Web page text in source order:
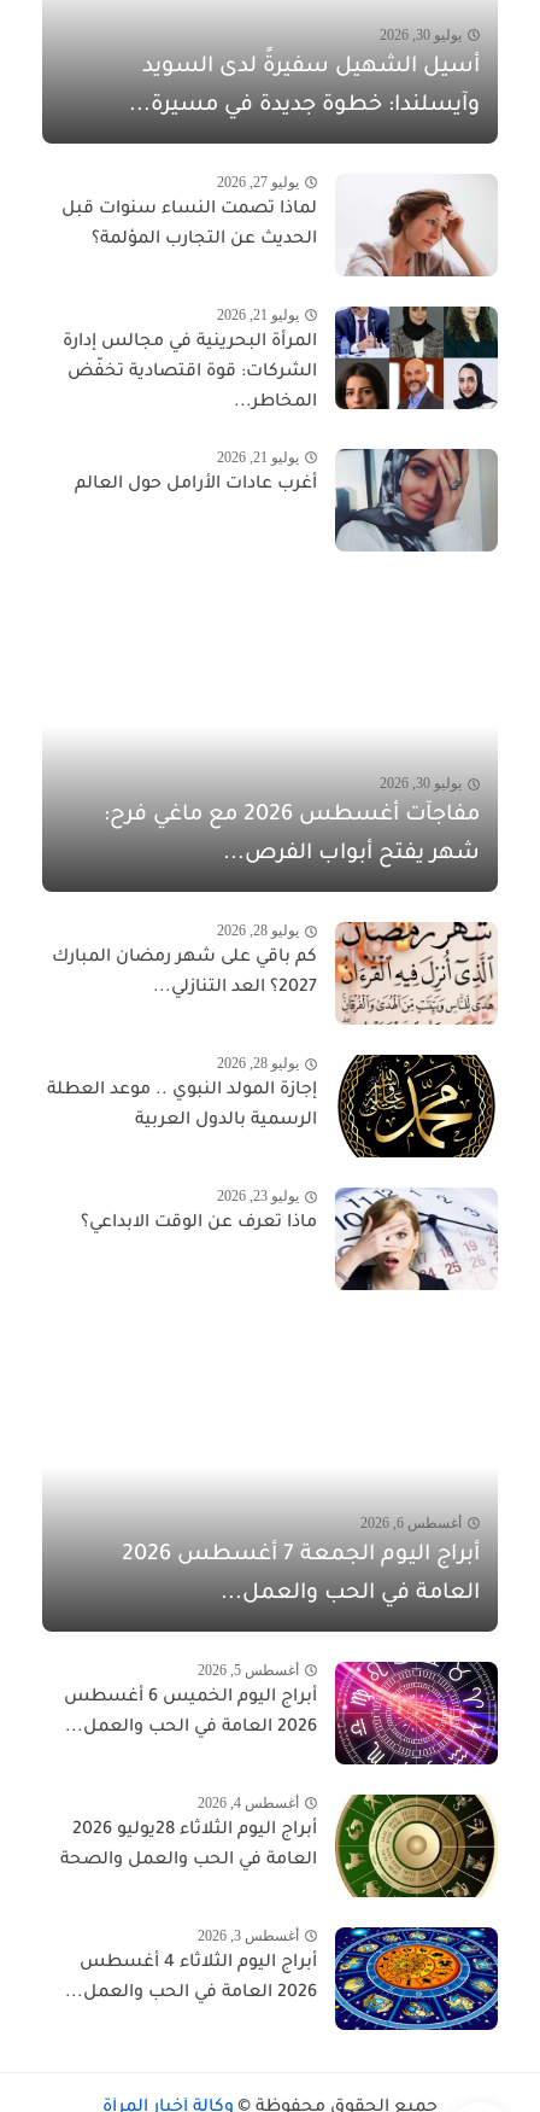
يوليو 30, 2026
أسيل الشهيل سفيرةً لدى السويد
وآيسلندا: خطوة جديدة في مسيرة...
يوليو 27, 2026
لماذا تصمت النساء سنوات قبل
الحديث عن التجارب المؤلمة؟
يوليو 21, 2026
المرأة البحرينية في مجالس إدارة
الشركات: قوة اقتصادية تخفّض
المخاطر...
يوليو 21, 2026
أغرب عادات الأرامل حول العالم
يوليو 30, 2026
مفاجآت أغسطس 2026 مع ماغي فرح:
شهر يفتح أبواب الفرص...
يوليو 28, 2026
كم باقي على شهر رمضان المبارك
2027؟ العد التنازلي...
يوليو 28, 2026
إجازة المولد النبوي .. موعد العطلة
الرسمية بالدول العربية
يوليو 23, 2026
ماذا تعرف عن الوقت الابداعي؟
أغسطس 6, 2026
أبراج اليوم الجمعة 7 أغسطس 2026
العامة في الحب والعمل...
أغسطس 5, 2026
أبراج اليوم الخميس 6 أغسطس
2026 العامة في الحب والعمل...
أغسطس 4, 2026
أبراج اليوم الثلاثاء 28يوليو 2026
العامة في الحب والعمل والصحة
أغسطس 3, 2026
أبراج اليوم الثلاثاء 4 أغسطس
2026 العامة في الحب والعمل...
جميع الحقوق محفوظة © وكالة أخبار المرأة